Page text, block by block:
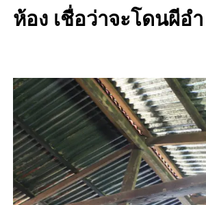
ห้อง เชื่อว่าจะโดนผีอำ